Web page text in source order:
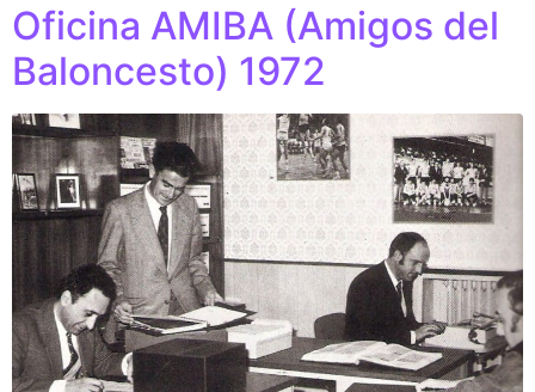
Oficina AMIBA (Amigos del
Baloncesto) 1972